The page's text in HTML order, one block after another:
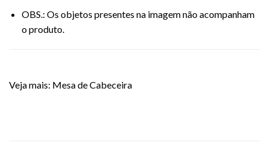
OBS.: Os objetos presentes na imagem não acompanham
o produto.
Veja mais: Mesa de Cabeceira